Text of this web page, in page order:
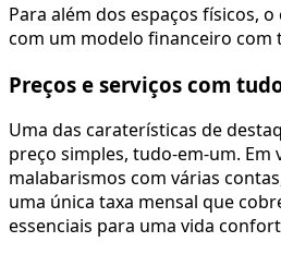
Para além dos espaços físicos,
com um modelo financeiro com
Preços e serviços com
Uma das caraterísticas de
preço simples, tudo-em-um. Em
malabarismos com várias
uma única taxa mensal que
essenciais para uma vida